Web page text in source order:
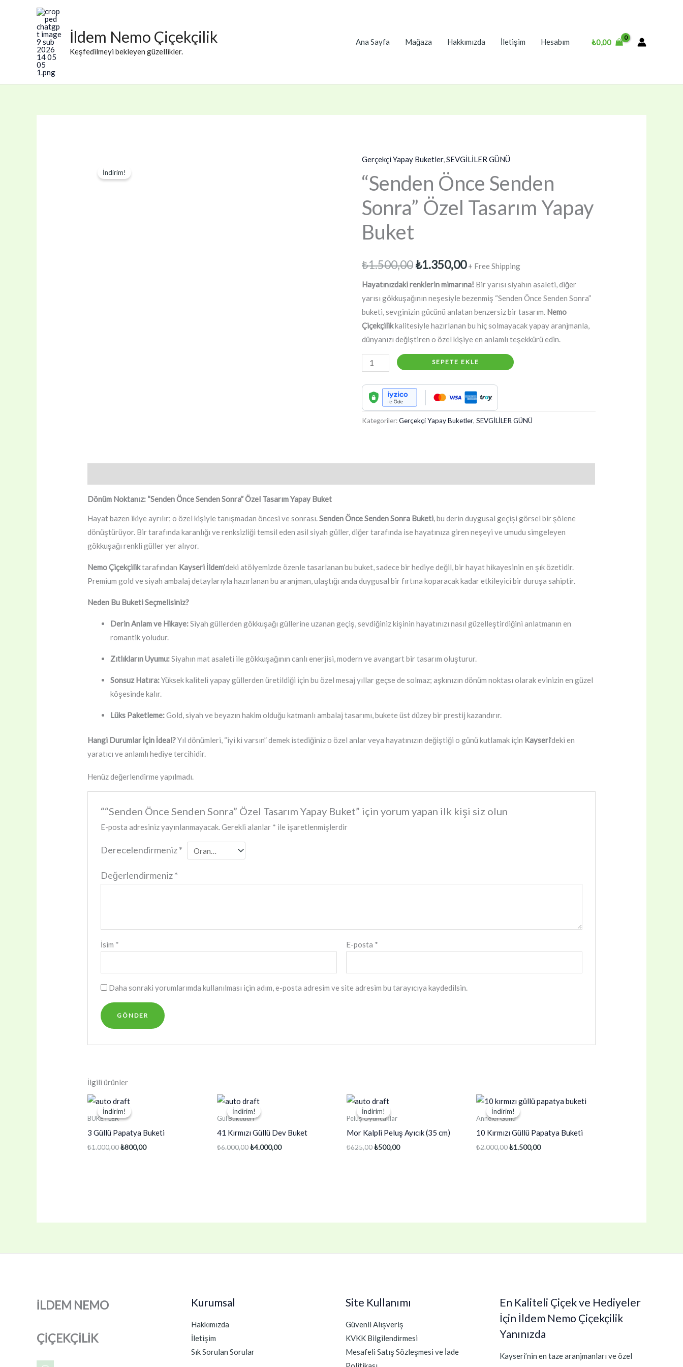
İldem Nemo Çiçekçilik
Keşfedilmeyi bekleyen güzellikler.
Ana Sayfa Mağaza Hakkımızda İletişim Hesabım ₺0,00
İndirim!
Gerçekçi Yapay Buketler,SEVGİLİLER GÜNÜ
“Senden Önce Senden
Sonra” Özel Tasarım Yapay
Buket
₺1.500,00Orijinal
fiyat:
₺1.500,00.
₺1.350,00Şu
andaki
fiyat:
₺1.350,00.
+ Free Shipping
Hayatınızdaki renklerin mimarına! Bir yarısı siyahın asaleti, diğer
yarısı gökkuşağının neşesiyle bezenmiş “Senden Önce Senden Sonra”
buketi, sevginizin gücünü anlatan benzersiz bir tasarım. Nemo
Çiçekçilikkalitesiyle hazırlanan bu hiç solmayacak yapay aranjmanla,
dünyanızı değiştiren o özel kişiye en anlamlı teşekkürü edin.
"Senden
Önce
Senden
Sonra"
SEPETE EKLE
Kategoriler:Gerçekçi Yapay Buketler, SEVGİLİLER GÜNÜ
Dönüm Noktanız: “Senden Önce Senden Sonra” Özel Tasarım Yapay Buket
Hayat bazen ikiye ayrılır; o özel kişiyle tanışmadan öncesi ve sonrası.Senden Önce Senden Sonra Buketi, bu derin duygusal geçişi görsel bir şölene
dönüştürüyor. Bir tarafında karanlığı ve renksizliği temsil eden asil siyah güller, diğer tarafında ise hayatınıza giren neşeyi ve umudu simgeleyen
gökkuşağı renkli güller yer alıyor.
Nemo Çiçekçiliktarafından Kayseri İldem‘deki atölyemizde özenle tasarlanan bu buket, sadece bir hediye değil, bir hayat hikayesinin en şık özetidir.
Premium gold ve siyah ambalaj detaylarıyla hazırlanan bu aranjman, ulaştığı anda duygusal bir fırtına koparacak kadar etkileyici bir duruşa sahiptir.
Neden Bu Buketi Seçmelisiniz?
Derin Anlam ve Hikaye:Siyah güllerden gökkuşağı güllerine uzanan geçiş, sevdiğiniz kişinin hayatınızı nasıl güzelleştirdiğini anlatmanın en
romantik yoludur.
Zıtlıkların Uyumu:Siyahın mat asaleti ile gökkuşağının canlı enerjisi, modern ve avangart bir tasarım oluşturur.
Sonsuz Hatıra:Yüksek kaliteli yapay güllerden üretildiği için bu özel mesaj yıllar geçse de solmaz; aşkınızın dönüm noktası olarak evinizin en güzel
köşesinde kalır.
Lüks Paketleme:Gold, siyah ve beyazın hakim olduğu katmanlı ambalaj tasarımı, bukete üst düzey bir prestij kazandırır.
Hangi Durumlar İçin İdeal?Yıl dönümleri, “iyi ki varsın” demek istediğiniz o özel anlar veya hayatınızın değiştiği o günü kutlamak için Kayseri‘deki en
yaratıcı ve anlamlı hediye tercihidir.
Henüz değerlendirme yapılmadı.
““Senden Önce Senden Sonra” Özel Tasarım Yapay Buket” için yorum yapan ilk kişi siz olun
E-posta adresiniz yayınlanmayacak.Gerekli alanlar * ile işaretlenmişlerdir
Derecelendirmeniz*
Değerlendirmeniz*
İsim * E-posta *
Daha sonraki yorumlarımda kullanılması için adım, e-posta adresim ve site adresim bu tarayıcıya kaydedilsin.
İlgili ürünler
İndirim!
İndirim!
BUKETLER
3 Güllü Papatya Buketi
₺1.000,00Orijinal
₺800,00Şu
İndirim!
İndirim!
Gül Buketleri
41 Kırmızı Güllü Dev Buket
₺6.000,00Orijinal
₺4.000,00Şu
İndirim!
İndirim!
Peluş Oyuncaklar
Mor Kalpli Peluş Ayıcık (35 cm)
₺625,00Orijinal
₺500,00Şu
İndirim!
İndirim!
Anneler Günü
10 Kırmızı Güllü Papatya Buketi
₺2.000,00Orijinal
₺1.500,00Şu
İLDEM NEMO
ÇİÇEKÇİLİK
Kurumsal
Hakkımızda
İletişim
Sık Sorulan Sorular
Site Kullanımı
Güvenli Alışveriş
KVKK Bilgilendirmesi
Mesafeli Satış Sözleşmesi ve İade
En Kaliteli Çiçek ve Hediyeler
İçin İldem Nemo Çiçekçilik
Yanınızda
Kayseri’nin en taze aranjmanları ve özel